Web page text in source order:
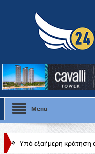
Menu
κράτηση ο 51χρονος